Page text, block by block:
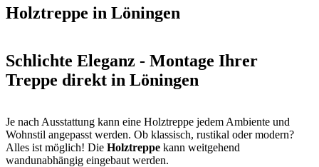
Holztreppe in Löningen
Schlichte Eleganz - Montage Ihrer
Treppe direkt in Löningen
Je nach Ausstattung kann eine Holztreppe jedem Ambiente und
Wohnstil angepasst werden. Ob klassisch, rustikal oder modern?
Alles ist möglich! Die Holztreppe kann weitgehend
wandunabhängig eingebaut werden.